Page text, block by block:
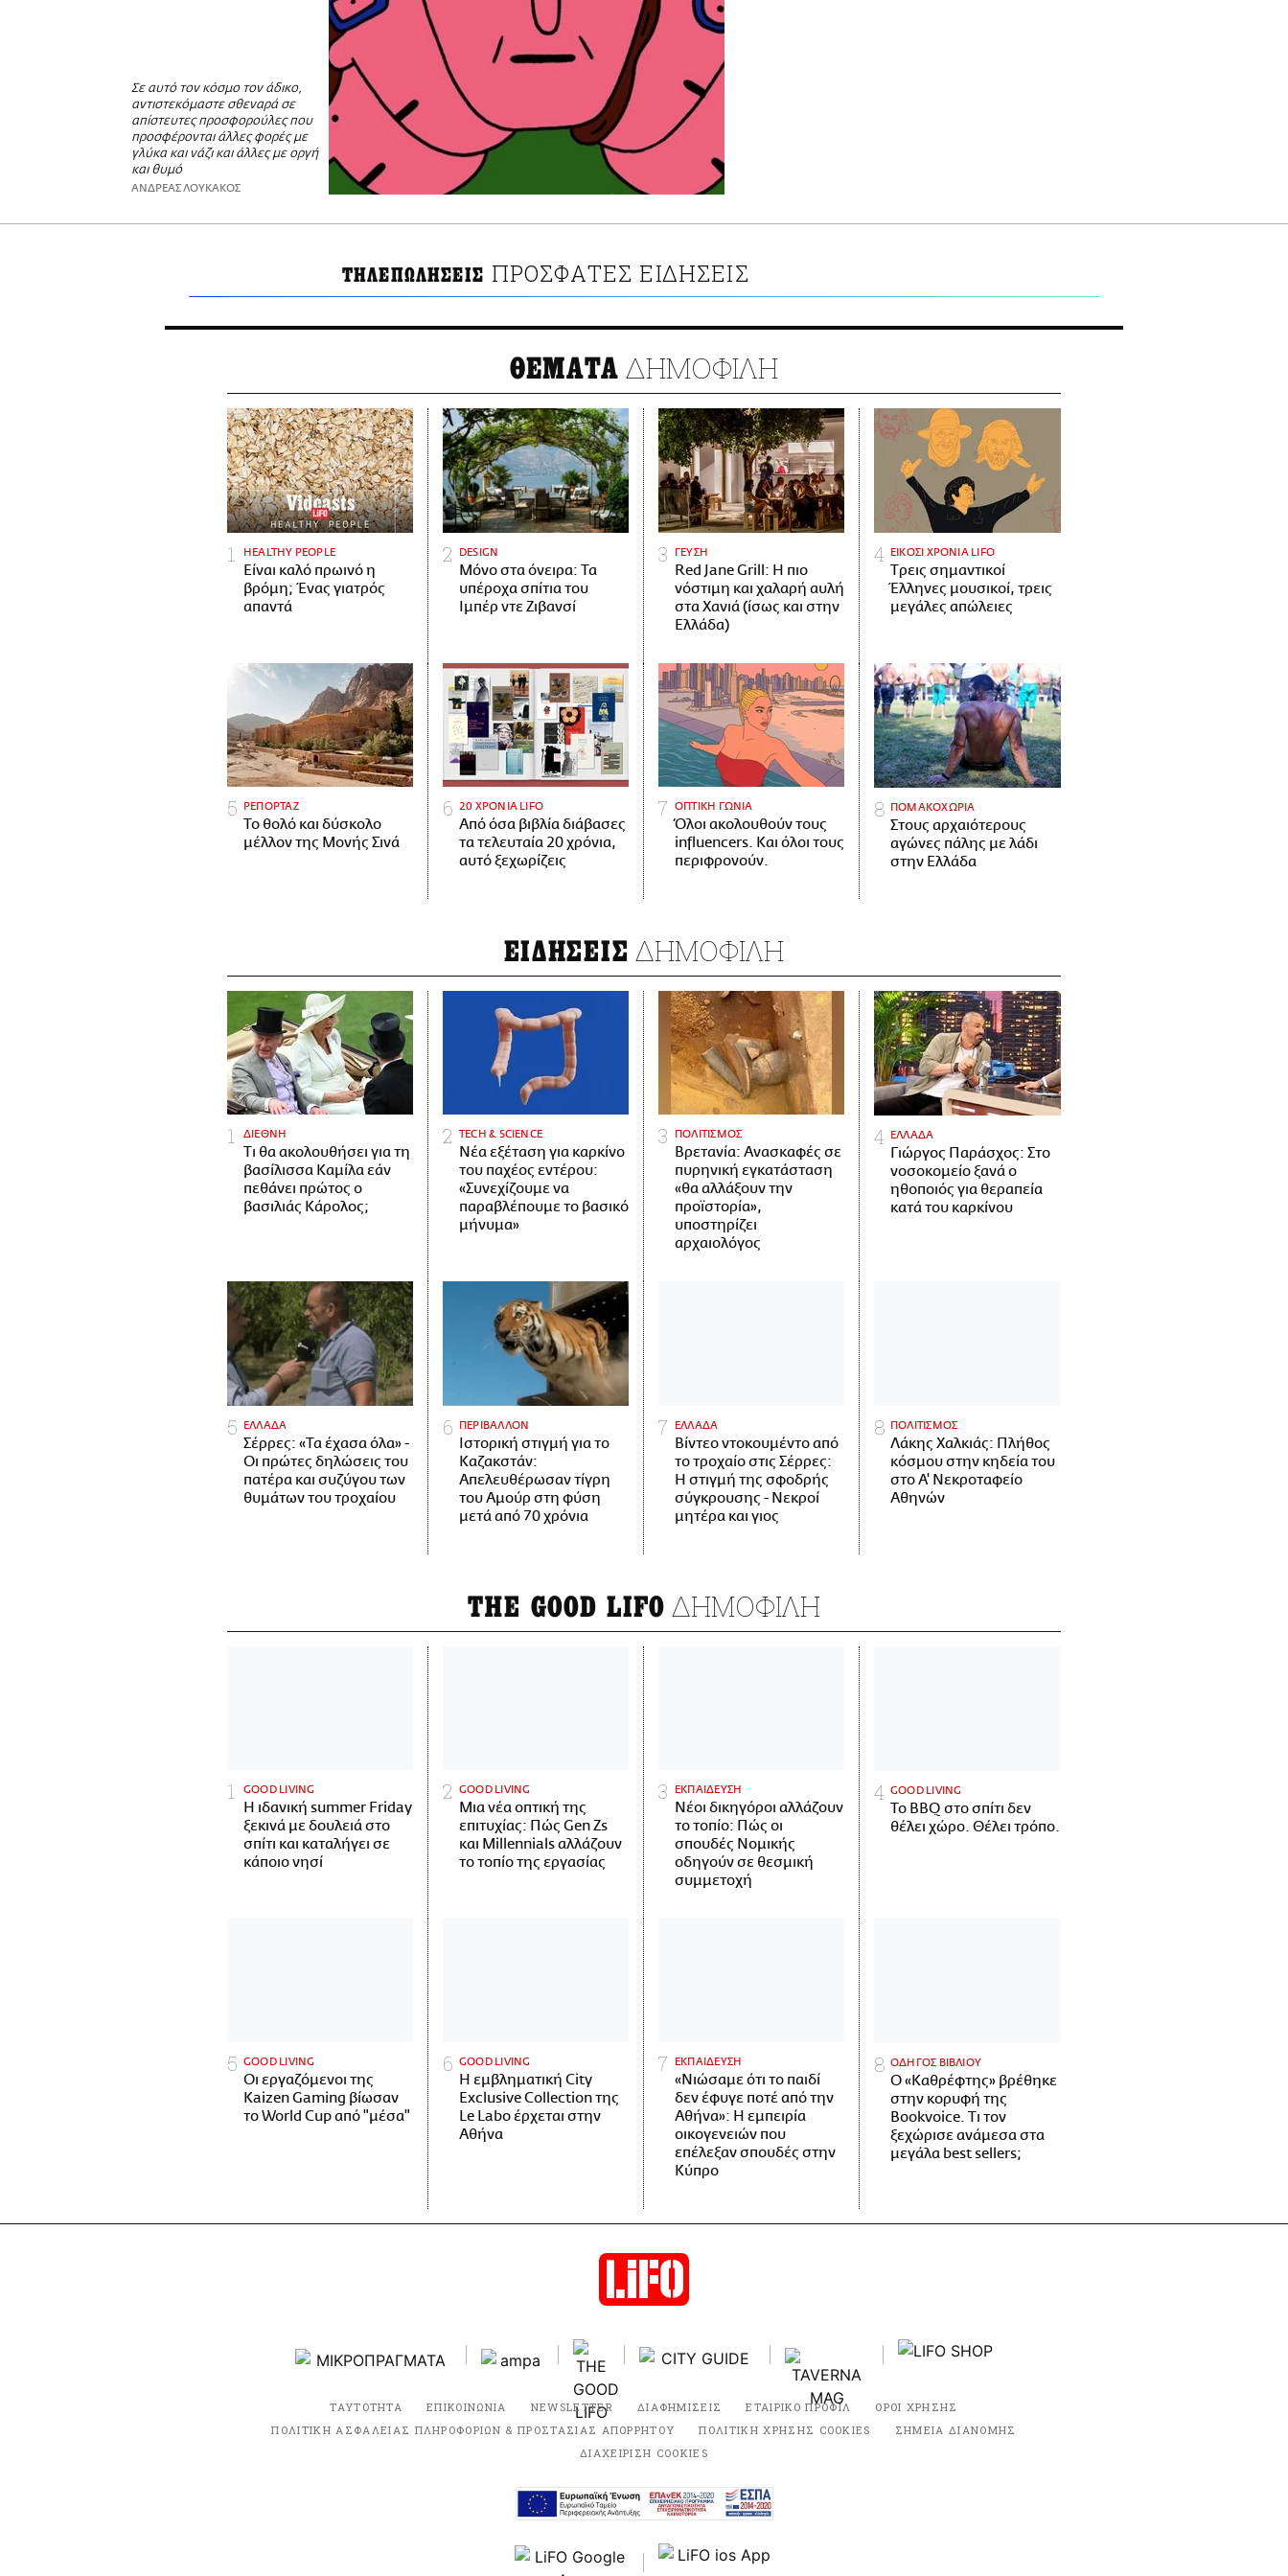
Σε αυτό τον κόσμο τον άδικο,
αντιστεκόμαστε σθεναρά σε
απίστευτες προσφορούλες που
προσφέρονται άλλες φορές με
γλύκα και νάζι και άλλες με οργή
και θυμό
ΑΝΔΡΕΑΣ ΛΟΥΚΑΚΟΣ
ΤΗΛΕΠΩΛΗΣΕΙΣ ΠΡΟΣΦΑΤΕΣ ΕΙΔΗΣΕΙΣ
ΘΕΜΑΤΑ ΔΗΜΟΦΙΛΗ
HEALTHY PEOPLE
Είναι καλό πρωινό η
βρόμη; Ένας γιατρός
απαντά
DESIGN
Μόνο στα όνειρα: Τα
υπέροχα σπίτια του
Ιμπέρ ντε Ζιβανσί
ΓΕΥΣΗ
Red Jane Grill: Η πιο
νόστιμη και χαλαρή αυλή
στα Χανιά (ίσως και στην
Ελλάδα)
ΕΙΚΟΣΙ ΧΡΟΝΙΑ LIFO
Tρεις σημαντικοί
Έλληνες μουσικοί, τρεις
μεγάλες απώλειες
ΡΕΠΟΡΤΑΖ
Το θολό και δύσκολο
μέλλον της Μονής Σινά
20 ΧΡΟΝΙΑ LIFO
Από όσα βιβλία διάβασες
τα τελευταία 20 χρόνια,
αυτό ξεχωρίζεις
ΟΠΤΙΚΗ ΓΩΝΙΑ
Όλοι ακολουθούν τους
influencers. Και όλοι τους
περιφρονούν.
ΠΟΜΑΚΟΧΩΡΙΑ
Στους αρχαιότερους
αγώνες πάλης με λάδι
στην Ελλάδα
ΕΙΔΗΣΕΙΣ ΔΗΜΟΦΙΛΗ
ΔΙΕΘΝΗ
Τι θα ακολουθήσει για τη
βασίλισσα Καμίλα εάν
πεθάνει πρώτος ο
βασιλιάς Κάρολος;
ΤECH & SCIENCE
Νέα εξέταση για καρκίνο
του παχέος εντέρου:
«Συνεχίζουμε να
παραβλέπουμε το βασικό
μήνυμα»
ΠΟΛΙΤΙΣΜΟΣ
Βρετανία: Ανασκαφές σε
πυρηνική εγκατάσταση
«θα αλλάξουν την
προϊστορία»,
υποστηρίζει
αρχαιολόγος
ΕΛΛΑΔΑ
Γιώργος Παράσχος: Στο
νοσοκομείο ξανά ο
ηθοποιός για θεραπεία
κατά του καρκίνου
ΕΛΛΑΔΑ
Σέρρες: «Τα έχασα όλα» -
Οι πρώτες δηλώσεις του
πατέρα και συζύγου των
θυμάτων του τροχαίου
ΠΕΡΙΒΑΛΛΟΝ
Ιστορική στιγμή για το
Καζακστάν:
Απελευθέρωσαν τίγρη
του Αμούρ στη φύση
μετά από 70 χρόνια
ΕΛΛΑΔΑ
Βίντεο ντοκουμέντο από
το τροχαίο στις Σέρρες:
Η στιγμή της σφοδρής
σύγκρουσης - Νεκροί
μητέρα και γιος
ΠΟΛΙΤΙΣΜΟΣ
Λάκης Χαλκιάς: Πλήθος
κόσμου στην κηδεία του
στο Α' Νεκροταφείο
Αθηνών
THE GOOD LIFO ΔΗΜΟΦΙΛΗ
GOOD LIVING
Η ιδανική summer Friday
ξεκινά με δουλειά στο
σπίτι και καταλήγει σε
κάποιο νησί
GOOD LIVING
Μια νέα οπτική της
επιτυχίας: Πώς Gen Zs
και Millennials αλλάζουν
το τοπίο της εργασίας
ΕΚΠΑΙΔΕΥΣΗ
Νέοι δικηγόροι αλλάζουν
το τοπίο: Πώς οι
σπουδές Νομικής
οδηγούν σε θεσμική
συμμετοχή
GOOD LIVING
Το BBQ στο σπίτι δεν
θέλει χώρο. Θέλει τρόπο.
GOOD LIVING
Οι εργαζόμενοι της
Kaizen Gaming βίωσαν
το World Cup από "μέσα"
GOOD LIVING
Η εμβληματική City
Exclusive Collection της
Le Labo έρχεται στην
Αθήνα
ΕΚΠΑΙΔΕΥΣΗ
«Νιώσαμε ότι το παιδί
δεν έφυγε ποτέ από την
Αθήνα»: Η εμπειρία
οικογενειών που
επέλεξαν σπουδές στην
Κύπρο
ΟΔΗΓΟΣ ΒΙΒΛΙΟΥ
Ο «Καθρέφτης» βρέθηκε
στην κορυφή της
Bookvoice. Τι τον
ξεχώρισε ανάμεσα στα
μεγάλα best sellers;
ΤΑΥΤΟΤΗΤΑ ΕΠΙΚΟΙΝΩΝΙΑ NEWSLETTER ΔΙΑΦΗΜΙΣΕΙΣ ΕΤΑΙΡΙΚΟ ΠΡΟΦΙΛ
ΟΡΟΙ ΧΡΗΣΗΣ
ΠΟΛΙΤΙΚΗ ΑΣΦΑΛΕΙΑΣ ΠΛΗΡΟΦΟΡΙΩΝ & ΠΡΟΣΤΑΣΙΑΣ ΑΠΟΡΡΗΤΟΥ
ΠΟΛΙΤΙΚΗ ΧΡΗΣΗΣ COOKIES
ΣΗΜΕΙΑ ΔΙΑΝΟΜΗΣ
ΔΙΑΧΕΙΡΙΣΗ COOKIES